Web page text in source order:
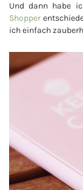
Und dann habe
Shopper
ich einfach